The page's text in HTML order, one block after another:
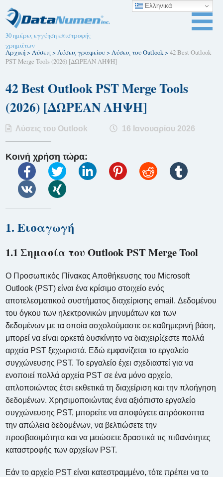
30 ημέρες εγγύηση επιστροφής
χρημάτων
Αρχική>Λύσεις>Λύσεις γραφείου>Λύσεις του Outlook>42 Best Outlook
PST Merge Tools (2026) [ΔΩΡΕΑΝ ΛΗΨΗ]
42 Best Outlook PST Merge Tools
(2026) [ΔΩΡΕΑΝ ΛΗΨΗ]
Λύσεις του Outlook 16 Ιανουαρίου 2026
Κοινή χρήση τώρα:
1. Εισαγωγή
1.1 Σημασία του Outlook PST Merge Tool
Ο Προσωπικός Πίνακας Αποθήκευσης του Microsoft
Outlook (PST) είναι ένα κρίσιμο στοιχείο ενός
αποτελεσματικού συστήματος διαχείρισης email. Δεδομένου
του όγκου των ηλεκτρονικών μηνυμάτων και των
δεδομένων με τα οποία ασχολούμαστε σε καθημερινή βάση,
μπορεί να είναι αρκετά δυσκίνητο να διαχειρίζεστε πολλά
αρχεία PST ξεχωριστά. Εδώ εμφανίζεται το εργαλείο
συγχώνευσης PST. Το εργαλείο έχει σχεδιαστεί για να
ενοποιεί πολλά αρχεία PST σε ένα μόνο αρχείο,
απλοποιώντας έτσι εκθετικά τη διαχείριση και την πλοήγηση
δεδομένων. Χρησιμοποιώντας ένα αξιόπιστο εργαλείο
συγχώνευσης PST, μπορείτε να αποφύγετε απρόσκοπτα
την απώλεια δεδομένων, να βελτιώσετε την
προσβασιμότητα και να μειώσετε δραστικά τις πιθανότητες
καταστροφής των αρχείων PST.
Εάν το αρχείο PST είναι κατεστραμμένο, τότε πρέπει να το
Ελληνικά